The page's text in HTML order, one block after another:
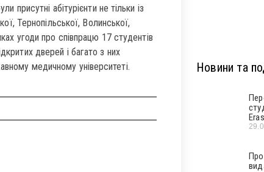
присутні абітурієнти не тільки із
Тернопільської, Волинської,
угоди про співпрацю 17 студентів
дверей і багато з них
медичному університеті.
Новини та